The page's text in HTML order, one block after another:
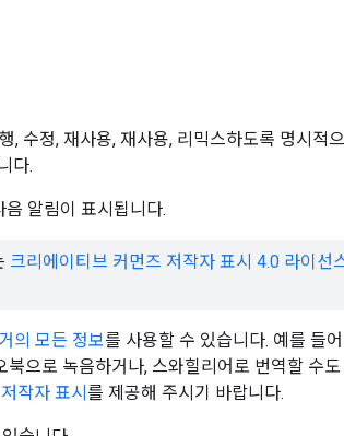
, 수정, 재사용, 재사용, 리믹스하도록 명시적
다.
알림이 표시됩니다.
크리에이티브 커먼즈 저작자 표시 4.0 라이선
거의 모든 정보를 사용할 수 있습니다. 예를 들
북으로 녹음하거나, 스와힐리어로 번역할 수
저작자 표시 를 제공해 주시기 바랍니다.